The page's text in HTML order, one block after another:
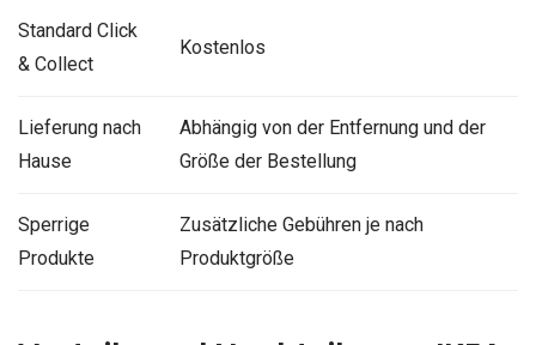
Standard Click
& Collect
Kostenlos
Lieferung nach
Hause
Abhängig von der Entfernung und der
Größe der Bestellung
Sperrige
Produkte
Zusätzliche Gebühren je nach
Produktgröße